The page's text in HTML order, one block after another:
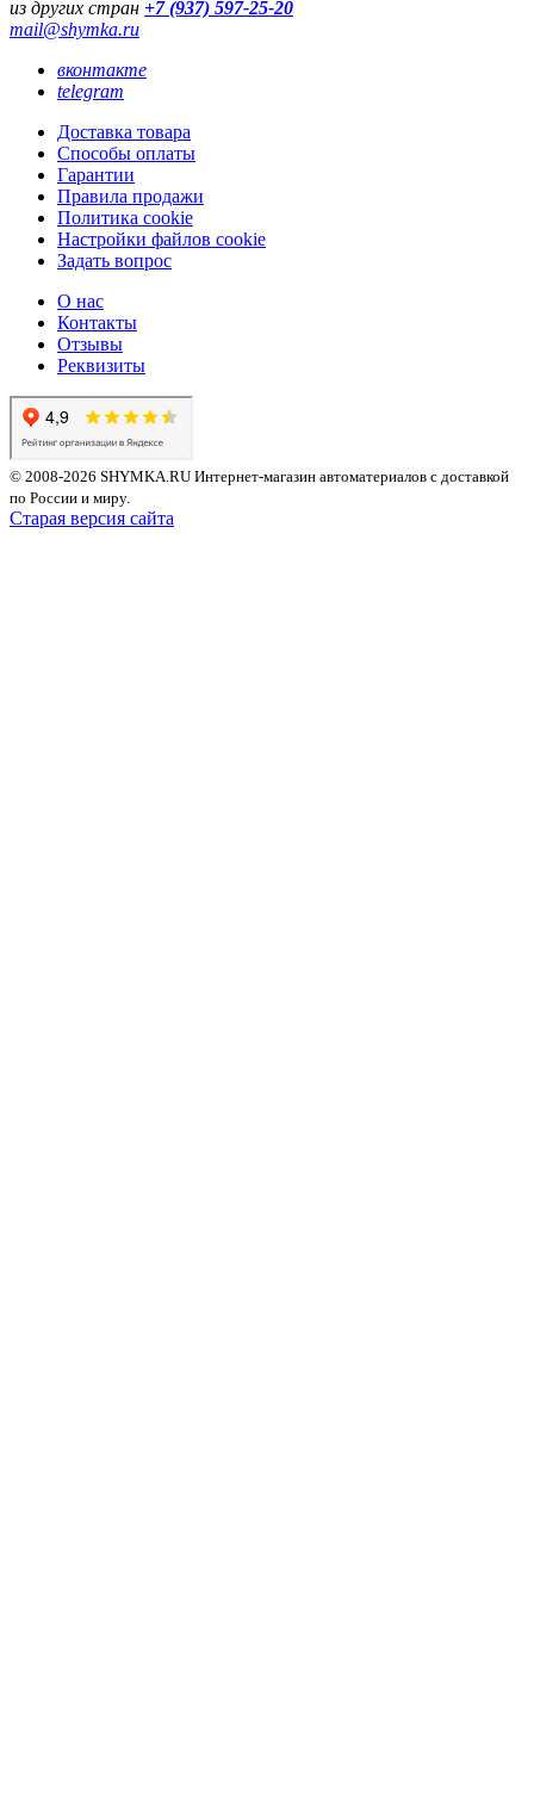
из других стран +7 (937) 597-25-20
mail@shymka.ru
вконтакте
telegram
Доставка товара
Способы оплаты
Гарантии
Правила продажи
Политика cookie
Настройки файлов cookie
Задать вопрос
О нас
Контакты
Отзывы
Реквизиты
© 2008-2026 SHYMKA.RU Интернет-магазин автоматериалов с доставкой
по России и миру.
Старая версия сайта